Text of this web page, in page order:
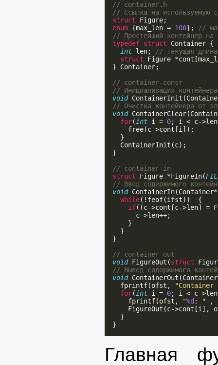
// container.h
// Ссылка на используемую
struct Figure;
enum {max_len = 100};
//
// Простейший контейнер на
typedef struct Container {
int len;
// текущая длина
struct Figure
  } Container;
// container-consr
// Инициализация контейнера
void
// Очистка контейнера от
void
for( int i = 0; i < c-
      free(c->cont[i]);
    }
    ContainerInit(c);
  }
// container-in
struct Figure *FigureIn(
// Ввод содержимого
void
while(!feof(ifst))  {
if((c->cont[c->len]
        c->len++;
      }
    }
  }
// container-out
void FigureOut(struct
// Вывод содержимого
void
    fprintf(ofst,
for( int i = 0; i < c-
      fprintf(ofst,
"%d : " ,
FigureOut(c->cont[i],
    }
  }
Главная